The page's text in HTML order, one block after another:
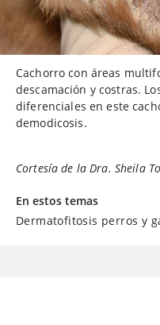
Cachorro con áreas
descamación y costras.
diferenciales en este
demodicosis.
Cortesía de la Dra. Sheila
En estos temas
Dermatofitosis perros y